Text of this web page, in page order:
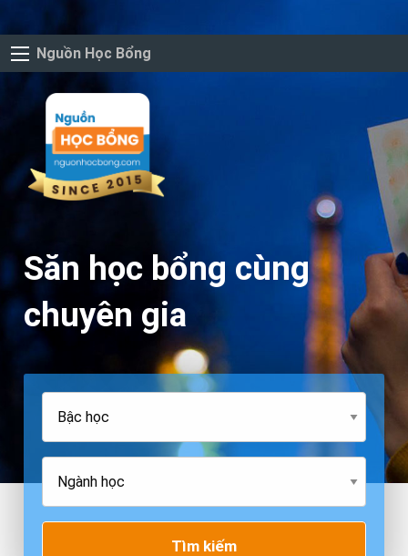
Nguồn Học Bổng
Săn học bổng cùng
chuyên gia
Tìm kiếm